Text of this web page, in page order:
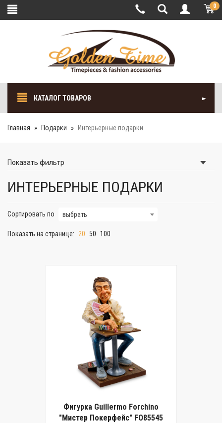
0
КАТАЛОГ ТОВАРОВ
Главная Подарки Интерьерные подарки
Показать фильтр
ИНТЕРЬЕРНЫЕ ПОДАРКИ
Сортировать по выбрать
Показать на странице: 20 50 100
Фигурка Guillermo Forchino
"Мистер Покерфейс" FO85545